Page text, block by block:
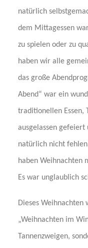
natürlich
dem Mittagessen
zu spielen oder zu
haben wir alle
das große
Abend“ war ein
traditionellen Essen,
ausgelassen gefeiert
natürlich nicht
haben Weihnachten
Es war unglaublich
Dieses Weihnachten
„Weihnachten im
Tannenzweigen,